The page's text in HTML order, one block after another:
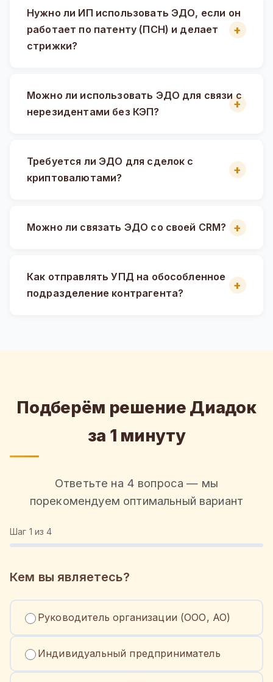
Нужно ли ИП использовать ЭДО, если он
работает по патенту (ПСН) и делает
стрижки?
Можно ли использовать ЭДО для связи с
нерезидентами без КЭП?
Требуется ли ЭДО для сделок с
криптовалютами?
Можно ли связать ЭДО со своей CRM?
Как отправлять УПД на обособленное
подразделение контрагента?
Подберём решение Диадок
за 1 минуту
Ответьте на 4 вопроса — мы
порекомендуем оптимальный вариант
Шаг 1 из 4
Кем вы являетесь?
Руководитель организации (ООО, АО)
Индивидуальный предприниматель